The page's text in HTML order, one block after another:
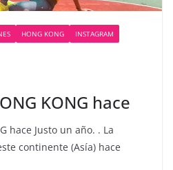
HONG KONG
INSTAGRAM
KONG hace
hace Justo un año. . La
continente (Asía) hace